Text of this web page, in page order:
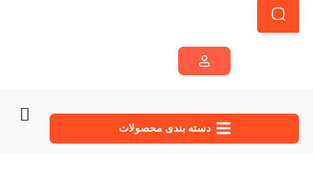
دسته‌ بندی محصولات